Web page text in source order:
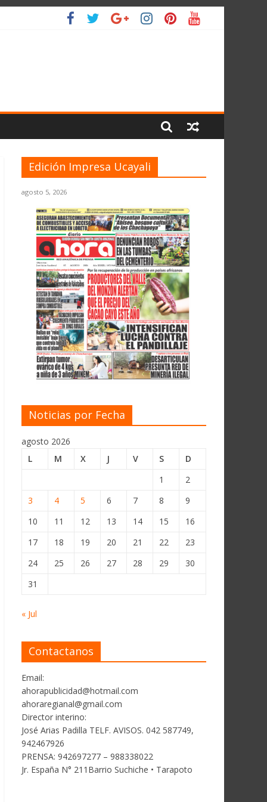
Edición Impresa Ucayali
agosto 5, 2026
Noticias por Fecha
agosto 2026
L
M X J V S
D
1
2
3
4 5 6 7 8
9
10
11 12 13 14 15
16
17
18 19 20 21 22
23
24
25 26 27 28 29
30
31
« Jul
Contactanos
Email:
ahorapublicidad@hotmail.com
ahoraregianal@gmail.com
Director interino:
José Arias Padilla TELF. AVISOS. 042 587749,
942467926
PRENSA: 942697277 – 988338022
Jr. España N° 211Barrio Suchiche • Tarapoto